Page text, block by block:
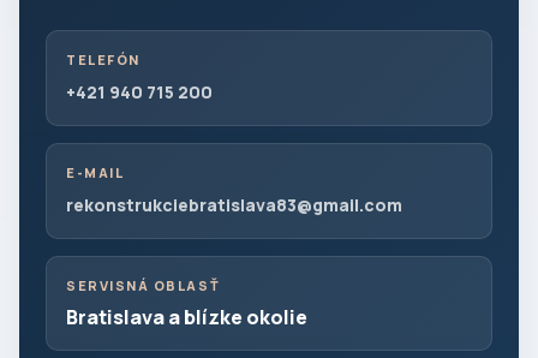
TELEFÓN
+421 940 715 200
E-MAIL
rekonstrukciebratislava83@gmail.com
SERVISNÁ OBLASŤ
Bratislava a blízke okolie